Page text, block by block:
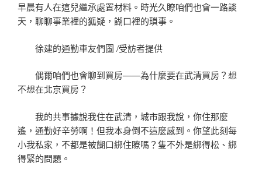
早晨有人在這兒繼承處置材料。時光久瞭咱們也會一路談
天，聊聊事業裡的狐疑，餬口裡的瑣事。
徐建的通勤車友們圖 /受訪者提供
偶爾咱們也會聊到買房——為什麼要在武清買房？想
不想在北京買房？
我的共事據說我住在武清，城市跟我說，你住那麼
遙，通勤好辛勞啊！但我本身倒不這麼感到。你望此刻每
小我私家，不都是被餬口綁住瞭嗎？隻不外是綁得松、綁
得緊的問題。